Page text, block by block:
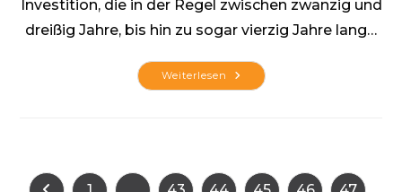
Investition, die in der Regel zwischen zwanzig und
dreißig Jahre, bis hin zu sogar vierzig Jahre lang…
Weiterlesen Aus
Sonnenstrahlung